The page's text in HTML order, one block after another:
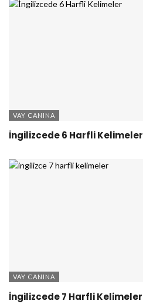
VAY CANINA
İngilizcede 6 Harfli Kelimeler
VAY CANINA
İngilizcede 7 Harfli Kelimeler